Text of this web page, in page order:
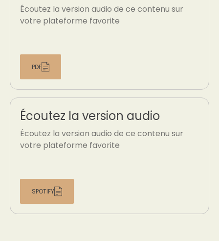
Écoutez la version audio de ce contenu sur
votre plateforme favorite
PDF
Écoutez la version audio
Écoutez la version audio de ce contenu sur
votre plateforme favorite
SPOTIFY